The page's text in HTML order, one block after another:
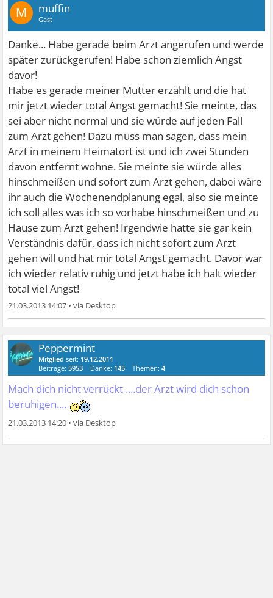
M muffin
Gast
Danke... Habe gerade beim Arzt angerufen und werde
später zurückgerufen! Habe schon ziemlich Angst
davor!
Habe es gerade meiner Mutter erzählt und die hat
mir jetzt wieder total Angst gemacht! Sie meinte, das
sei aber nicht normal und sie würde auf jeden Fall
zum Arzt gehen! Dazu muss man sagen, dass mein
Arzt in meinem Heimatort ist und ich zwei Stunden
davon entfernt wohne. Sie meinte sie würde alles
hinschmeißen und sofort zum Arzt gehen, dabei wäre
ihr auch die Wochenendplanung egal, also sie meinte
ich soll alles was ich so vorhabe hinschmeißen und zu
Hause zum Arzt gehen! Irgendwie hatte sie gar kein
Verständnis dafür, dass ich nicht sofort zum Arzt
gehen will und hat mir total Angst gemacht. Davor war
ich wieder relativ ruhig und jetzt habe ich halt wieder
total viel Angst!
21.03.2013 14:07 •
Peppermint
Mitglied seit: 19.12.2011
Beiträge:5953 Danke: 145 Themen:4
Mach dich nicht verrückt ....der Arzt wird dich schon
beruhigen....
21.03.2013 14:20 •